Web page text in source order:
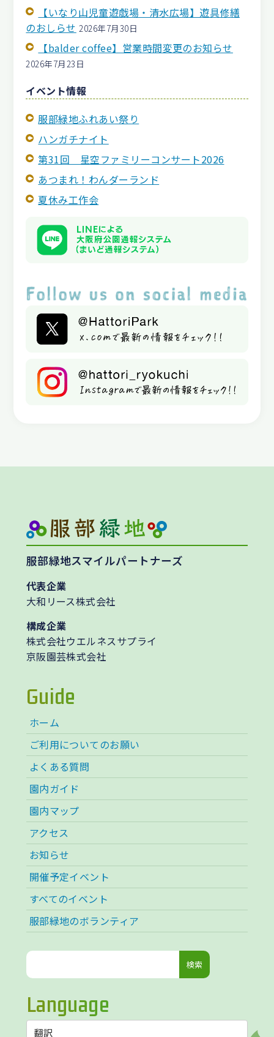
【いなり山児童遊戯場・清水広場】遊具修繕
のおしらせ 2026年7月30日
【balder coffee】営業時間変更のお知らせ
2026年7月23日
イベント情報
服部緑地ふれあい祭り
ハンガチナイト
第31回 星空ファミリーコンサート2026
あつまれ！わんダーランド
夏休み工作会
服部緑地スマイルパートナーズ
代表企業
大和リース株式会社
構成企業
株式会社ウエルネスサプライ
京阪園芸株式会社
Guide
ホーム
ご利用についてのお願い
よくある質問
園内ガイド
園内マップ
アクセス
お知らせ
開催予定イベント
すべてのイベント
服部緑地のボランティア
検
Language